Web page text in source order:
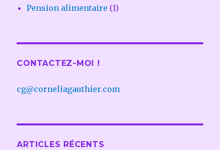
Pension alimentaire (1)
CONTACTEZ-MOI !
cg@corneliagauthier.com
ARTICLES RÉCENTS